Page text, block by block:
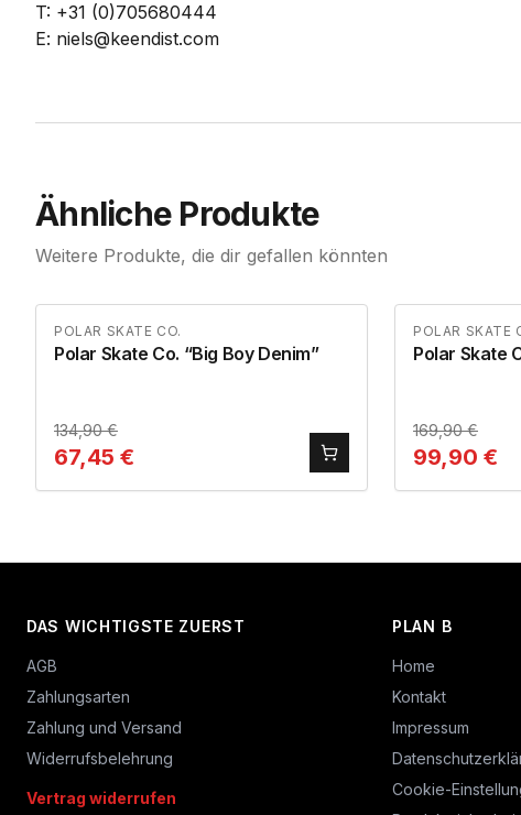
T: +31 (0)705680444
E: niels@keendist.com
Ähnliche Produkte
Weitere Produkte, die dir gefallen könnten
POLAR SKATE CO.
Polar Skate Co. “Big Boy Denim”
134,90€
67,45 €
POLAR SKATE
Polar Skate
169,90€
99,90 €
DAS WICHTIGSTE ZUERST
AGB
Zahlungsarten
Zahlung und Versand
Widerrufsbelehrung
Vertrag widerrufen
PLAN B
Home
Kontakt
Impressum
Cookie-